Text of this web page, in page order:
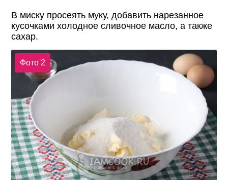
В миску просеять муку, добавить нарезанное
кусочками холодное сливочное масло, а также
сахар.
Фото 2